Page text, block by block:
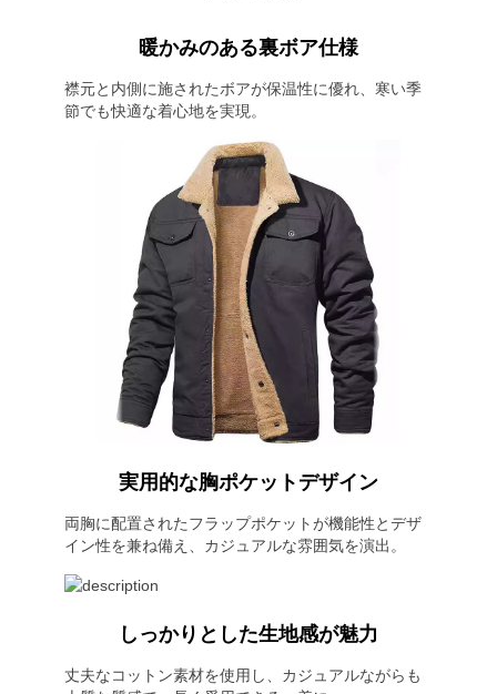
暖かみのある裏ボア仕様
襟元と内側に施されたボアが保温性に優れ、寒い季
節でも快適な着心地を実現。
実用的な胸ポケットデザイン
両胸に配置されたフラップポケットが機能性とデザ
イン性を兼ね備え、カジュアルな雰囲気を演出。
上質な質感で、長く愛用できる一着に。